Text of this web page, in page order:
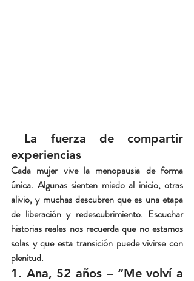
La fuerza de compartir
experiencias
Cada mujer vive la menopausia de forma
única. Algunas sienten miedo al inicio, otras
alivio, y muchas descubren que es una etapa
de liberación y redescubrimiento. Escuchar
historias reales nos recuerda que no estamos
solas y que esta transición puede vivirse con
plenitud.
1. Ana, 52 años – “Me volví a